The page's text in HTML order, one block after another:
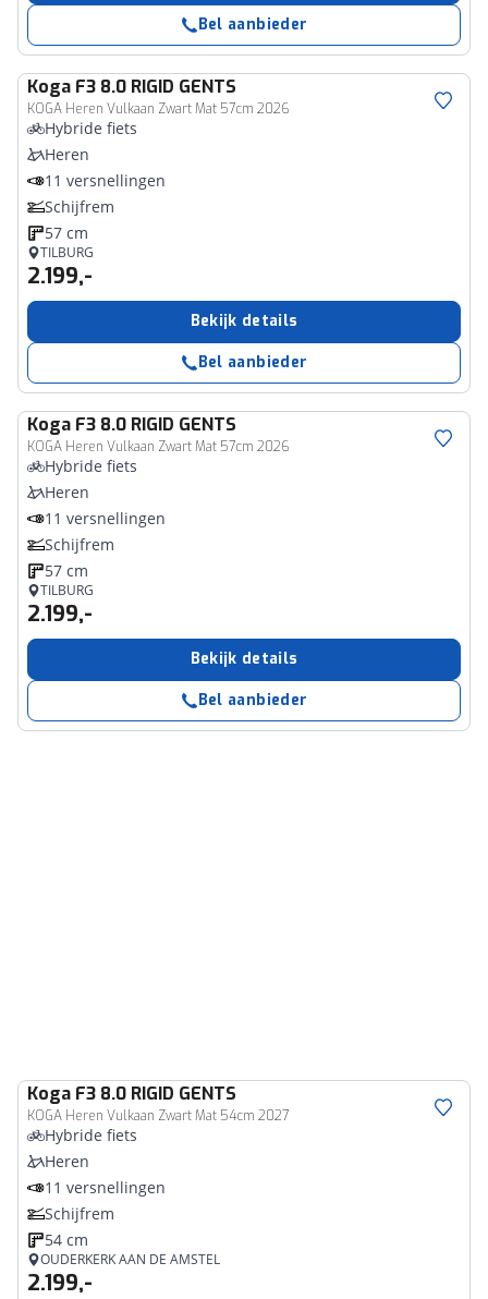
Bel aanbieder
Koga F3 8.0 RIGID GENTS
KOGA Heren Vulkaan Zwart Mat 57cm 2026
Hybride fiets
Heren
11 versnellingen
Schijfrem
57 cm
TILBURG
2.199,-
Bekijk details
Bel aanbieder
Koga F3 8.0 RIGID GENTS
KOGA Heren Vulkaan Zwart Mat 57cm 2026
Hybride fiets
Heren
11 versnellingen
Schijfrem
57 cm
TILBURG
2.199,-
Bekijk details
Bel aanbieder
Koga F3 8.0 RIGID GENTS
KOGA Heren Vulkaan Zwart Mat 54cm 2027
Hybride fiets
Heren
11 versnellingen
Schijfrem
54 cm
OUDERKERK AAN DE AMSTEL
2.199,-